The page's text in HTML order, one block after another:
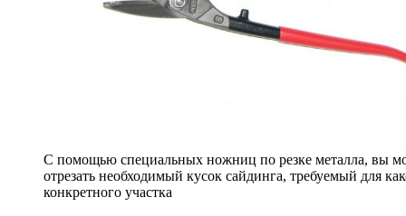
С помощью специальных ножниц по резке металла, вы
отрезать необходимый кусок сайдинга, требуемый для
конкретного участка